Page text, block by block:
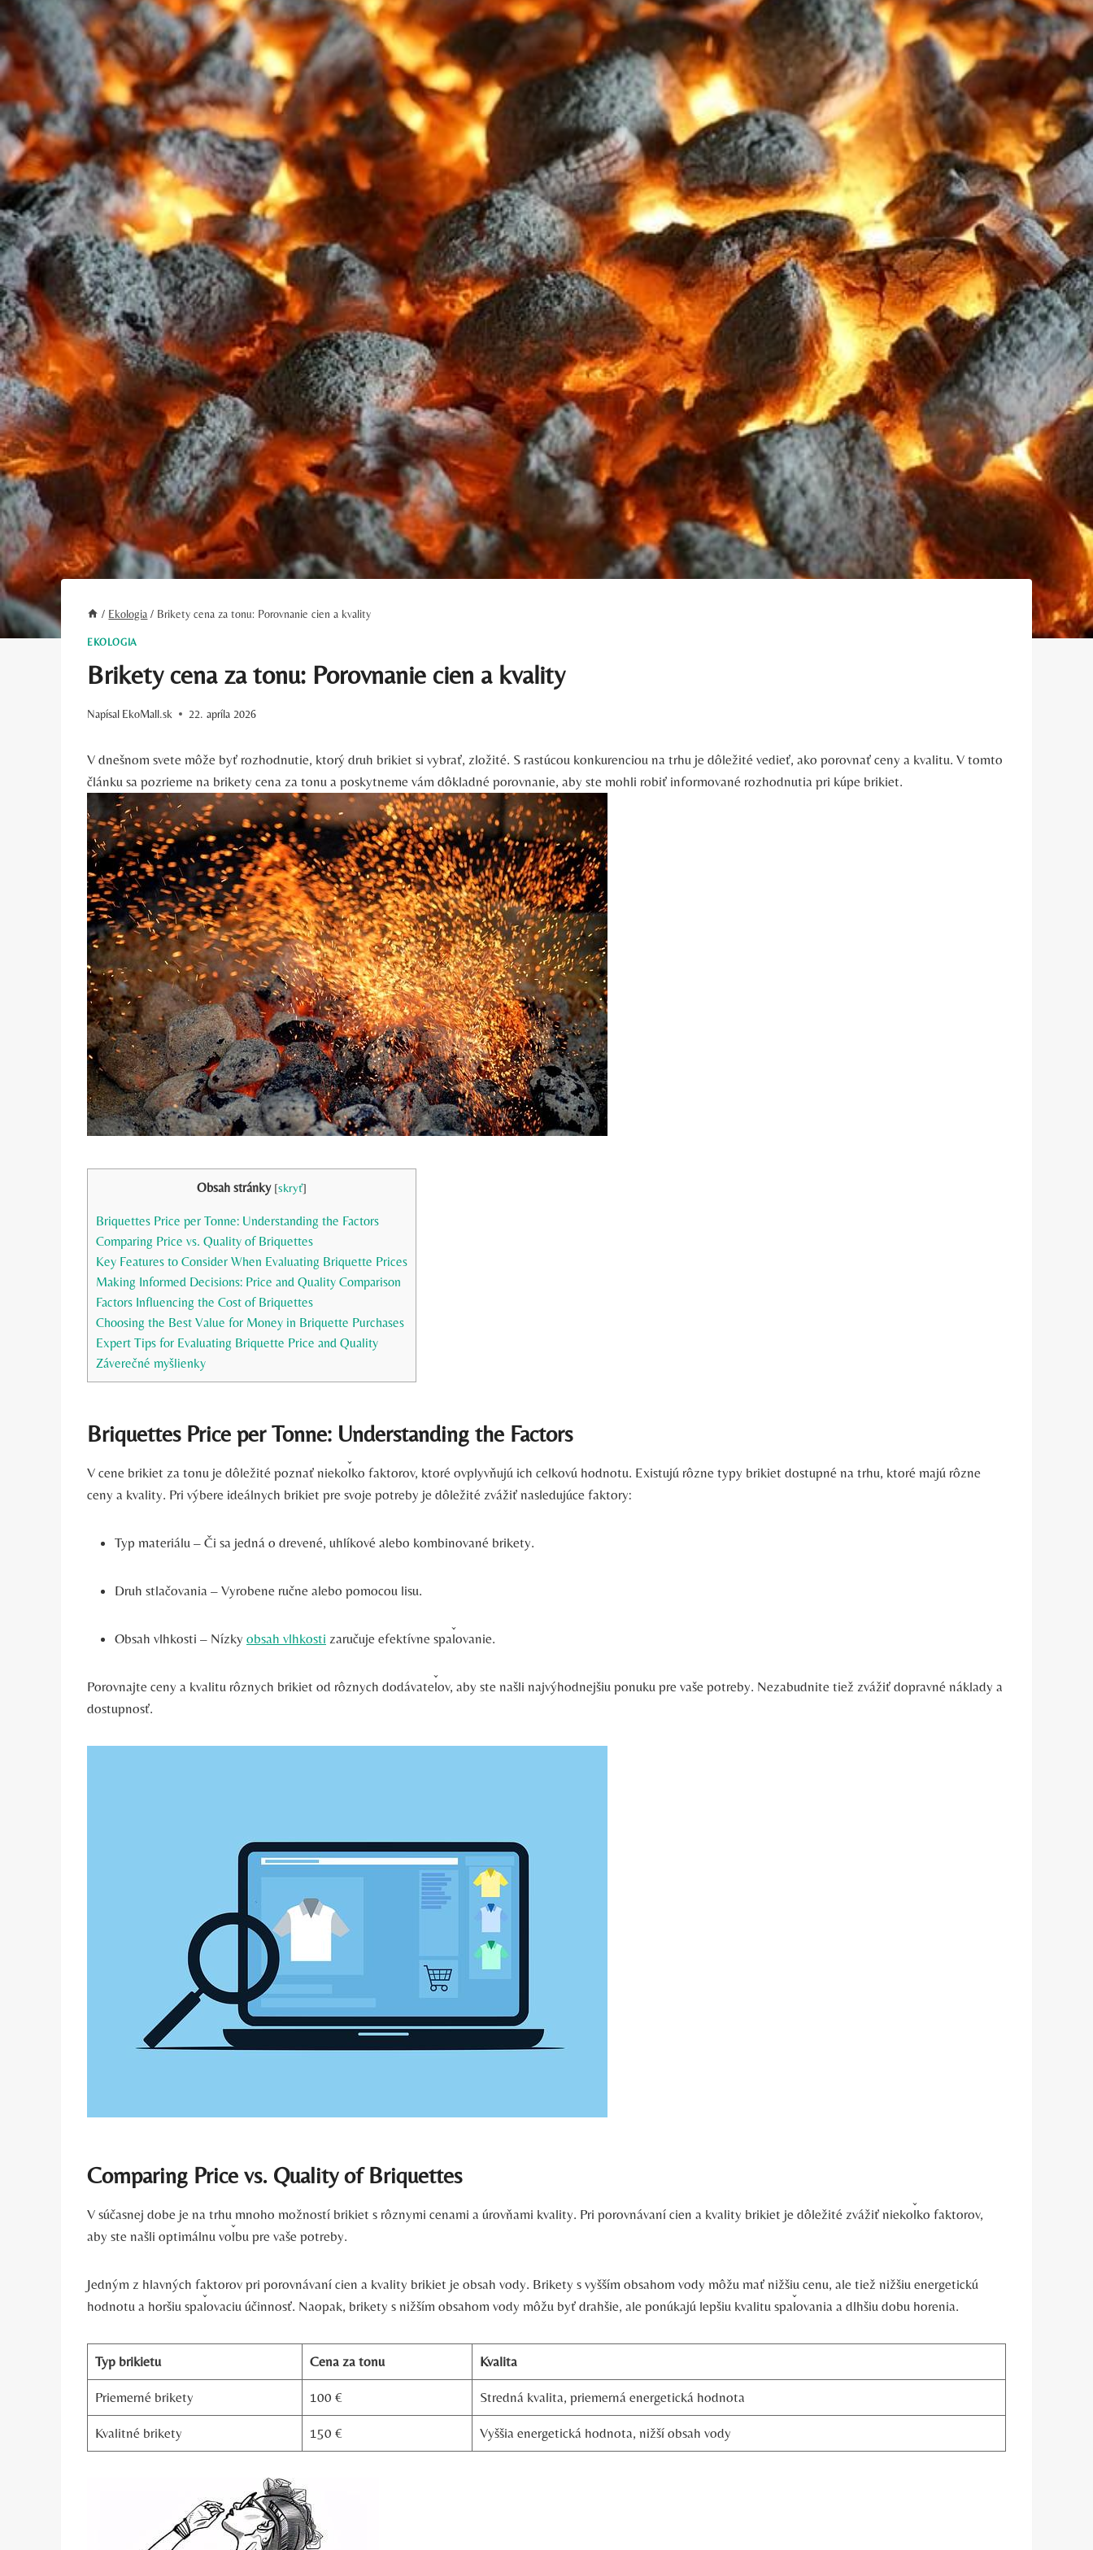
/ Ekologia / Brikety cena za tonu: Porovnanie cien a kvality
EKOLOGIA
Brikety cena za tonu: Porovnanie cien a kvality
Napísal EkoMall.sk 22. apríla 2026
V⁣ dnešnom svete môže byť rozhodnutie, ktorý druh brikiet si vybrať, zložité. S rastúcou konkurenciou na ⁣trhu je‍ dôležité vedieť,⁢ ako porovnať ⁢ceny a kvalitu. V tomto
článku​ sa pozrieme na​ brikety cena za tonu a poskytneme vám dôkladné porovnanie, aby ste mohli robiť‍ informované rozhodnutia pri ⁣kúpe brikiet.
Obsah stránky [skryť]
Briquettes Price per Tonne: Understanding the ⁣Factors
Comparing Price vs.‌ Quality⁤ of Briquettes
Key Features to ‍Consider When Evaluating Briquette Prices
Making​ Informed Decisions: Price and Quality ‌Comparison
Factors Influencing the ​Cost of Briquettes
Choosing the Best Value for Money in Briquette ‌Purchases
Expert‌ Tips ⁣for Evaluating Briquette Price and ⁤Quality
Záverečné myšlienky
Briquettes Price per Tonne: Understanding the ⁣Factors
V cene brikiet za‍ tonu je dôležité poznať niekoľko ​faktorov, ktoré ⁣ovplyvňujú ich ‌celkovú ‍hodnotu. Existujú ‍rôzne typy brikiet‍ dostupné na trhu, ktoré majú rôzne
ceny ‌a‌ kvality. Pri⁤ výbere⁢ ideálnych brikiet pre svoje potreby je dôležité zvážiť nasledujúce faktory:
Typ materiálu – Či sa jedná o drevené, uhlíkové alebo ‍kombinované brikety.
Druh‌ stlačovania – ‍Vyrobene​ ručne alebo pomocou lisu.
Obsah⁤ vlhkosti – Nízky ⁤ obsah vlhkosti zaručuje efektívne spaľovanie.
Porovnajte ceny a kvalitu rôznych brikiet od rôznych dodávateľov, aby ste našli najvýhodnejšiu⁣ ponuku ⁢pre vaše potreby.‌ Nezabudnite tiež zvážiť dopravné náklady a
‍dostupnosť.
Comparing Price vs.‌ Quality⁤ of Briquettes
V súčasnej dobe je na trhu mnoho možností brikiet s rôznymi cenami a‌ úrovňami kvality.⁤ Pri‍ porovnávaní​ cien ⁣a kvality⁢ brikiet je dôležité zvážiť niekoľko faktorov,
aby⁣ ste našli optimálnu voľbu pre vaše potreby.
Jedným‍ z hlavných faktorov⁣ pri porovnávaní cien a kvality brikiet je obsah vody. Brikety s vyšším ​obsahom vody môžu⁢ mať nižšiu cenu, ale tiež ⁢nižšiu energetickú
hodnotu a horšiu spaľovaciu ⁤účinnosť. Naopak, brikety⁤ s nižším ⁤obsahom vody‌ môžu byť ⁢drahšie, ale ponúkajú lepšiu kvalitu ​spaľovania a dlhšiu⁢ dobu ​horenia.
Typ brikietu Cena za tonu Kvalita
Priemerné brikety 100 € Stredná kvalita, priemerná ​energetická hodnota
Kvalitné⁢ brikety 150 € Vyššia energetická ​hodnota,‍ nižší obsah ⁤vody